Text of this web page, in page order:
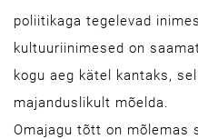
poliitikaga tegelevad
kultuuriinimesed on
kogu aeg kätel kantaks,
majanduslikult mõelda.
Omajagu tõtt on mõlemas